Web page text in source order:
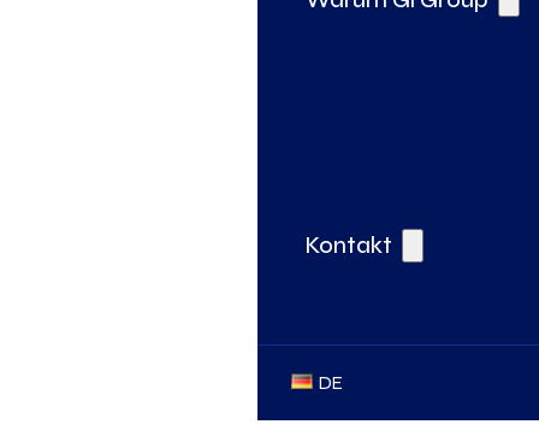
Kontakt
DE